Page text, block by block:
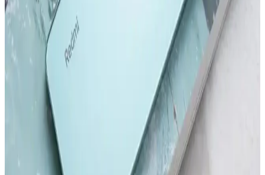
Karşılaştırması: Özellikler ve Farklar
Redmi Note 11 Pro ve Redmi Note 12 Pro modellerinin tasarım,
performans, kamera ve batarya özelliklerini karşılaştırıyoruz. Hangi
modelin ihtiyaçlarınıza uygun olduğunu belirlemenize yardımcı olur.
Samsung'un İlk Akıllı Telefonu ve Teknolojideki
Gelişimi Üzerine Detaylı İnceleme
Samsung'un ilk akıllı telefonu hakkında bilgi olmamakla birlikte,
markanın teknoloji yolculuğu ve Galaxy serisinin gelişimi öne
Akıllı Telefon ve Tabletlerde Dosya Temizleme ve
Performans Optimizasyonu